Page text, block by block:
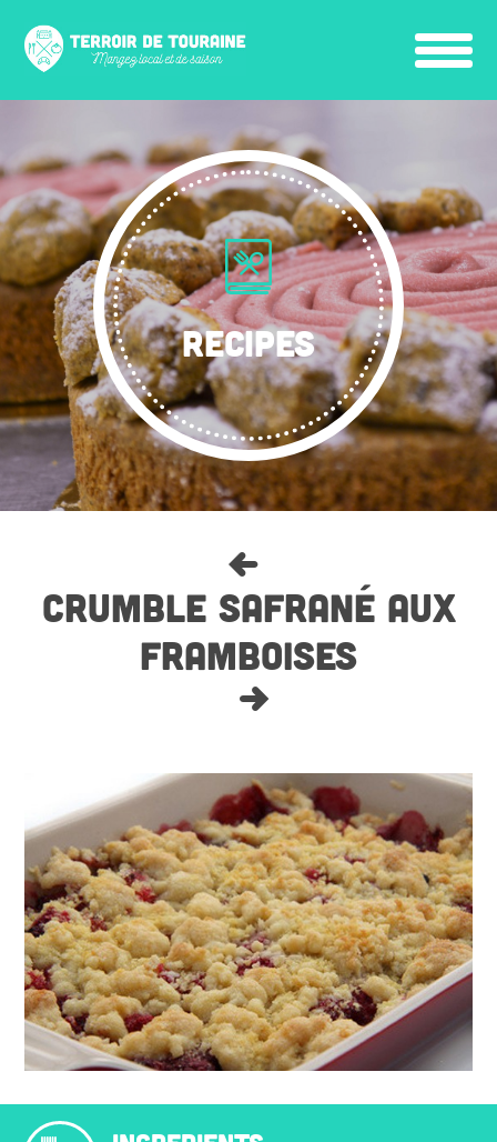
RECIPES
CRUMBLE SAFRANÉ AUX
FRAMBOISES